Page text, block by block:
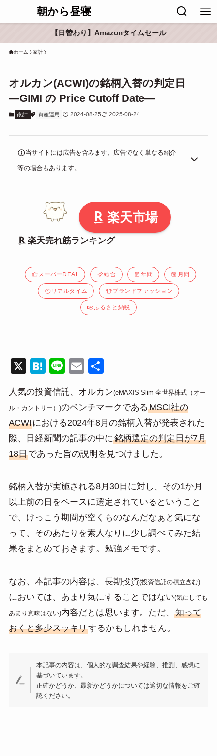
朝から昼寝
【日替わり】Amazonタイムセール
ホーム 家計
オルカン(ACWI)の銘柄入替の判定日
―GIMI の Price Cutoff Date―
家計 資産運用 2024-08-25 2025-08-24
当サイトには広告を含みます。広告でなく単なる紹介
等の場合もあります。
楽天市場
楽天売れ筋ランキング
スーパーDEAL 総合 年間 月間
リアルタイム ブランドファッション
ふるさと納税
X
H
e
n
a
Li
e
E
ail
人気の投資信託、オルカン(eMAXIS Slim 全世界株式（オー
ル・カントリー）)のベンチマークであるMSCI社の
ACWIにおける2024年8月の銘柄入替が発表された
際、日経新聞の記事の中に銘柄選定の判定日が7月
18日であった旨の説明を見つけました。
銘柄入替が実施される8月30日に対し、その1か月
以上前の日をベースに選定されているということ
で、けっこう期間が空くものなんだなぁと気にな
って、そのあたりを素人なりに少し調べてみた結
果をまとめておきます。勉強メモです。
なお、本記事の内容は、長期投資(投資信託の積立含む)
においては、あまり気にすることではない(気にしても
あまり意味はない)内容だとは思います。ただ、 知って
おくと多少スッキリするかもしれません。
本記事の内容は、個人的な調査結果や経験、推測、感想に
基づいています。
正確かどうか、最新かどうかについては適切な情報をご確
認ください。